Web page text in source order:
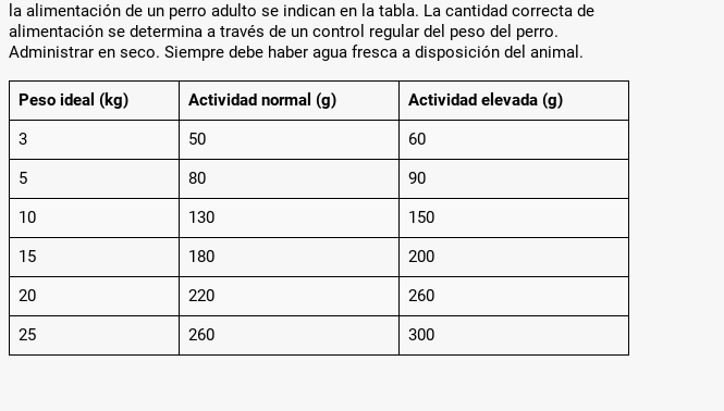
la alimentación de un perro adulto se indican en la tabla. La cantidad correcta de
alimentación se determina a través de un control regular del peso del perro.
Administrar en seco. Siempre debe haber agua fresca a disposición del animal.
Peso ideal (kg) Actividad normal (g)
Actividad elevada (g)
3
50
60
5
80
90
10
130
150
15
180
200
20
220
260
25
260 300